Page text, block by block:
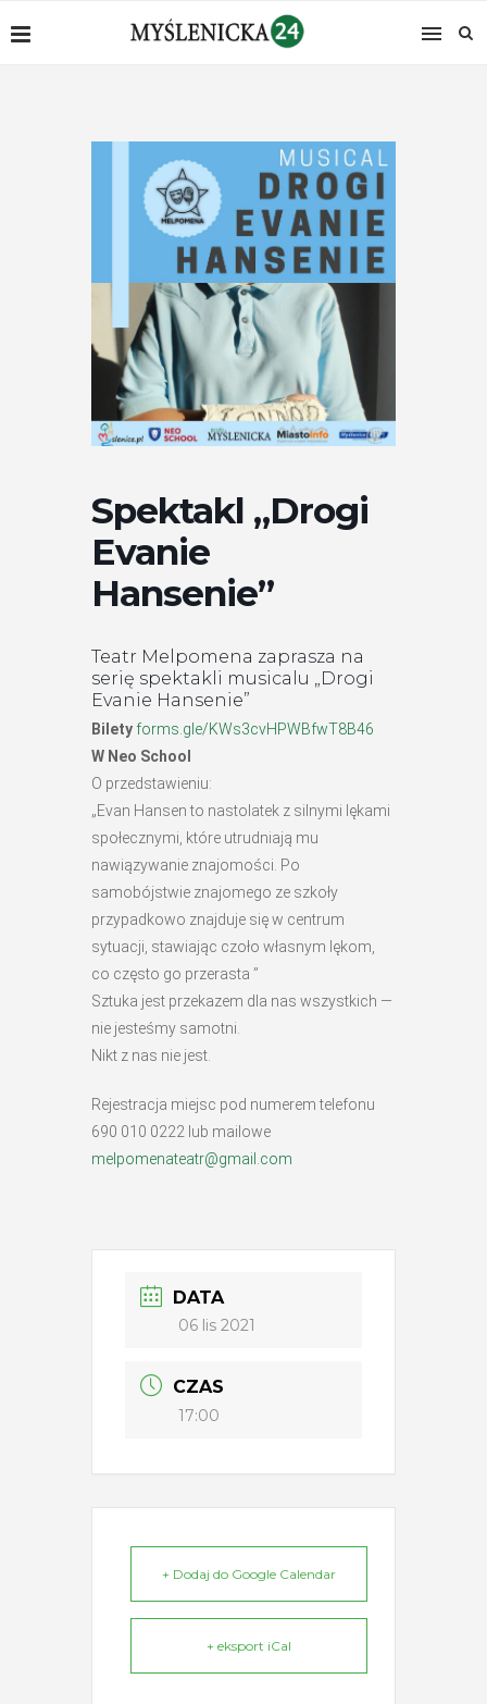
Spektakl „Drogi
Evanie
Hansenie”
Teatr Melpomena zaprasza na
serię spektakli musicalu „Drogi
Evanie Hansenie”
Bilety forms.gle/KWs3cvHPWBfwT8B46
W Neo School
O przedstawieniu:
„Evan Hansen to nastolatek z silnymi lękami
społecznymi, które utrudniają mu
nawiązywanie znajomości. Po
samobójstwie znajomego ze szkoły
przypadkowo znajduje się w centrum
sytuacji, stawiając czoło własnym lękom,
co często go przerasta ”
Sztuka jest przekazem dla nas wszystkich —
nie jesteśmy samotni.
Nikt z nas nie jest.
Rejestracja miejsc pod numerem telefonu
690 010 0222 lub mailowe
melpomenateatr@gmail.com
DATA
06 lis 2021
CZAS
17:00
+ Dodaj do Google Calendar
+ eksport iCal